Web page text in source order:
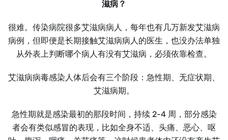
滋病？
很难。传染病院很多艾滋病病人，每年也有几万新发艾滋病
病例，但即便是长期接触艾滋病病人的医生，也没办法单独
从外表上判断哪个病人有没有艾滋病，必须依靠检查。
艾滋病病毒感染人体后会有三个阶段：急性期、无症状期、
艾滋病期。
急性期就是感染最初的那段时间，持续 2-4 周，部分感染
者会有类似感冒的表现，比如全身不适、头痛、恶心、呕